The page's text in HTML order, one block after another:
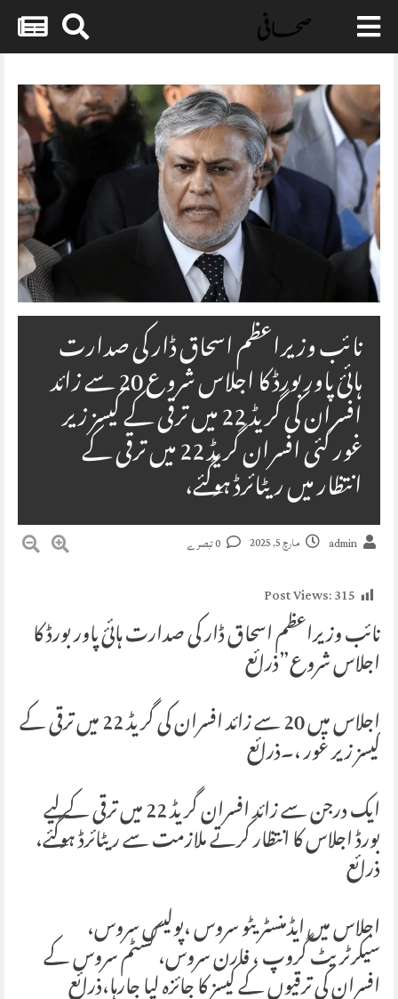
Skip
content
نائب وزیراعظم اسحاق ڈار کی صدارت
ہائئ پاور بورڈ کا اجلاس شروع 20 سے زائد
افسران کی گریڈ 22 میں ترقی کے کیسز زیر
غور کئی افسران گریڈ 22 میں ترقی کےانتظار میں ریٹائرڈ ہوگئے،
admin مارچ 5, 2025
Post Views:315
نائب وزیراعظم اسحاق ڈار کی صدارت ہائئ پاور بورڈ کا
اجلاس شروع”ذرائع
اجلاس میں 20 سے زائد افسران کی گریڈ 22 میں ترقی کے
کیسز زیر غور ،۔ذرائع
ایک درجن سے زائد افسران گریڈ 22 میں ترقی کے لیے
بورڈ اجلاس کا انتظار کرتے ملازمت سے ریٹائرڈ ہوگئے،
ذرائع
اجلاس میں ایڈمنسٹریٹو سروس ،پولیس سروس،
سیکرٹریٹ گروپ ، فارن سروس، کسٹم سروس کے